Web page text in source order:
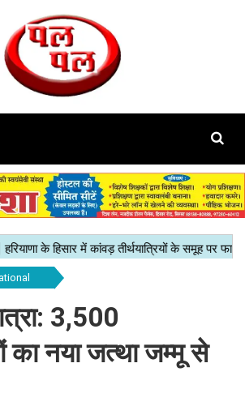
3,500
का नया जत्था जम्मू से